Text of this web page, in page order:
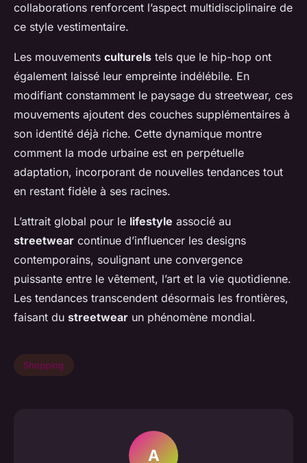
collaborations renforcent l’aspect multidisciplinaire de
ce style vestimentaire.
Les mouvements culturels tels que le hip-hop ont
également laissé leur empreinte indélébile. En
modifiant constamment le paysage du streetwear, ces
mouvements ajoutent des couches supplémentaires à
son identité déjà riche. Cette dynamique montre
comment la mode urbaine est en perpétuelle
adaptation, incorporant de nouvelles tendances tout
en restant fidèle à ses racines.
L’attrait global pour le lifestyle associé au
streetwear continue d’influencer les designs
contemporains, soulignant une convergence
puissante entre le vêtement, l’art et la vie quotidienne.
Les tendances transcendent désormais les frontières,
faisant du streetwear un phénomène mondial.
Shopping
A